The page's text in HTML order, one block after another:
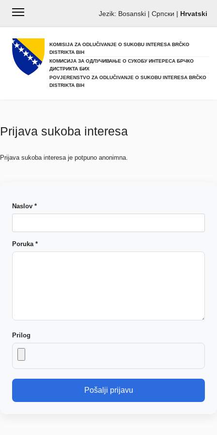
Jezik: Bosanski| Српски | Hrvatski
KOMISIJA ZA ODLUČIVANJE O SUKOBU INTERESA BRČKO
DISTRIKTA BIH
КОМИСИЈА ЗА ОДЛУЧИВАЊЕ О СУКОБУ ИНТЕРЕСА БРЧКО
ДИСТРИКТА БИХ
POVJERENSTVO ZA ODLUČIVANJE O SUKOBU INTERESA BRČKO
DISTRIKTA BIH
Prijava sukoba interesa
Prijava sukoba interesa je potpuno anonimna.
Naslov *
Poruka *
Prilog
Pošalji prijavu